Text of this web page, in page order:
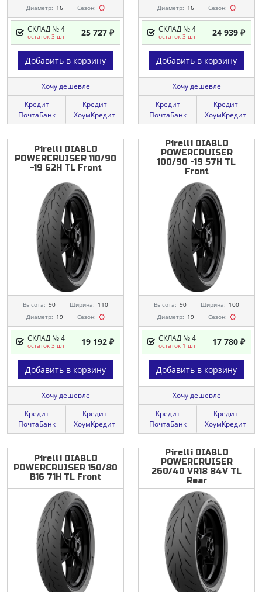
Диаметр: 16 Сезон:
СКЛАД № 4
остаток 3 шт 25 727 ₽
Добавить в корзину
Хочу дешевле
Кредит
ПочтаБанк
Кредит
ХоумКредит
Диаметр: 16 Сезон:
СКЛАД № 4
остаток 3 шт 24 939 ₽
Добавить в корзину
Хочу дешевле
Кредит
ПочтаБанк
Кредит
ХоумКредит
Pirelli DIABLO
POWERCRUISER 110/90
-19 62H TL Front
Высота: 90 Ширина: 110
Диаметр: 19 Сезон:
СКЛАД № 4
остаток 3 шт 19 192 ₽
Добавить в корзину
Хочу дешевле
Кредит
ПочтаБанк
Кредит
ХоумКредит
Pirelli DIABLO
POWERCRUISER
100/90 -19 57H TL
Front
Высота: 90 Ширина: 100
Диаметр: 19 Сезон:
СКЛАД № 4
остаток 1 шт 17 780 ₽
Добавить в корзину
Хочу дешевле
Кредит
ПочтаБанк
Кредит
ХоумКредит
Pirelli DIABLO
POWERCRUISER 150/80
B16 71H TL Front
Pirelli DIABLO
POWERCRUISER
260/40 VR18 84V TL
Rear